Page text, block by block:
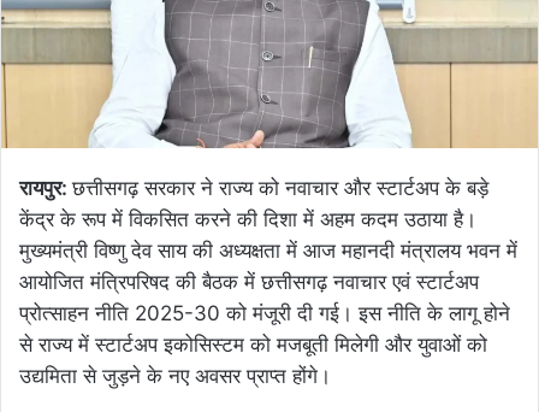
रायपुर:छत्तीसगढ़ सरकार ने राज्य को नवाचार और स्टार्टअप के बड़े
केंद्र के रूप में विकसित करने की दिशा में अहम कदम उठाया है।
मुख्यमंत्री विष्णु देव साय की अध्यक्षता में आज महानदी मंत्रालय भवन में
आयोजित मंत्रिपरिषद की बैठक में छत्तीसगढ़ नवाचार एवं स्टार्टअप
प्रोत्साहन नीति 2025-30 को मंजूरी दी गई। इस नीति के लागू होने
से राज्य में स्टार्टअप इकोसिस्टम को मजबूती मिलेगी और युवाओं को
उद्यमिता से जुड़ने के नए अवसर प्राप्त होंगे।